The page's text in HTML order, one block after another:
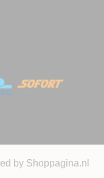
by Shoppagina.nl